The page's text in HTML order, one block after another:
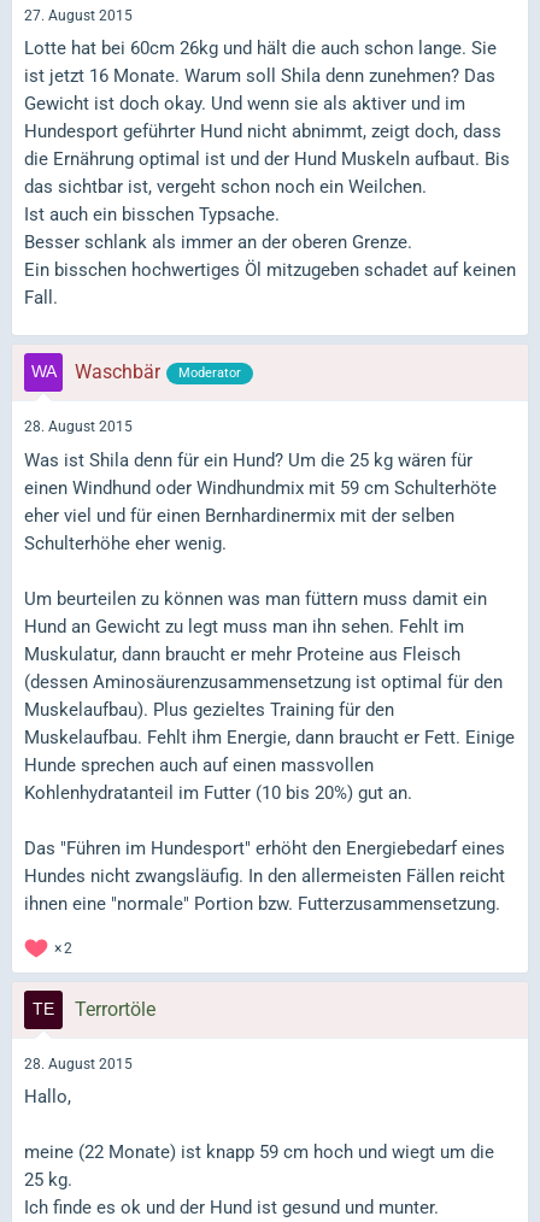
27. August 2015
Lotte hat bei 60cm 26kg und hält die auch schon lange. Sie
ist jetzt 16 Monate. Warum soll Shila denn zunehmen? Das
Gewicht ist doch okay. Und wenn sie als aktiver und im
Hundesport geführter Hund nicht abnimmt, zeigt doch, dass
die Ernährung optimal ist und der Hund Muskeln aufbaut. Bis
das sichtbar ist, vergeht schon noch ein Weilchen.
Ist auch ein bisschen Typsache.
Besser schlank als immer an der oberen Grenze.
Ein bisschen hochwertiges Öl mitzugeben schadet auf keinen
Fall.
Waschbär Moderator
28. August 2015
Was ist Shila denn für ein Hund? Um die 25 kg wären für
einen Windhund oder Windhundmix mit 59 cm Schulterhöte
eher viel und für einen Bernhardinermix mit der selben
Schulterhöhe eher wenig.
Um beurteilen zu können was man füttern muss damit ein
Hund an Gewicht zu legt muss man ihn sehen. Fehlt im
Muskulatur, dann braucht er mehr Proteine aus Fleisch
(dessen Aminosäurenzusammensetzung ist optimal für den
Muskelaufbau). Plus gezieltes Training für den
Muskelaufbau. Fehlt ihm Energie, dann braucht er Fett. Einige
Hunde sprechen auch auf einen massvollen
Kohlenhydratanteil im Futter (10 bis 20%) gut an.
Das "Führen im Hundesport" erhöht den Energiebedarf eines
Hundes nicht zwangsläufig. In den allermeisten Fällen reicht
ihnen eine "normale" Portion bzw. Futterzusammensetzung.
2
Terrortöle
28. August 2015
Hallo,
meine (22 Monate) ist knapp 59 cm hoch und wiegt um die
25 kg.
Ich finde es ok und der Hund ist gesund und munter.